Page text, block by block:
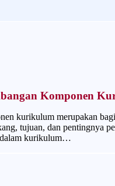
Komponen
kurikulum merupakan
tujuan, dan pentingnya
kurikulum…